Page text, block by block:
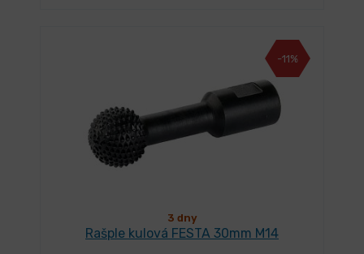
-11%
3 dny
Rašple kulová FESTA 30mm M14